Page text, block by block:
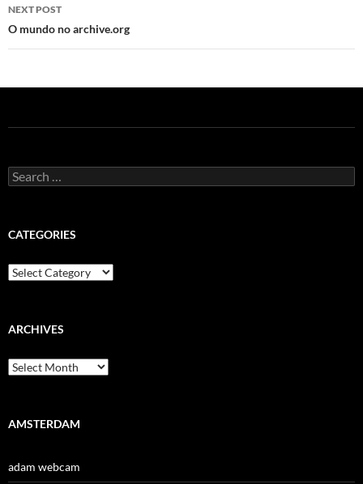
NEXT POST
O mundo no archive.org
Search
for:
CATEGORIES
Categories
ARCHIVES
Archives
AMSTERDAM
adam webcam